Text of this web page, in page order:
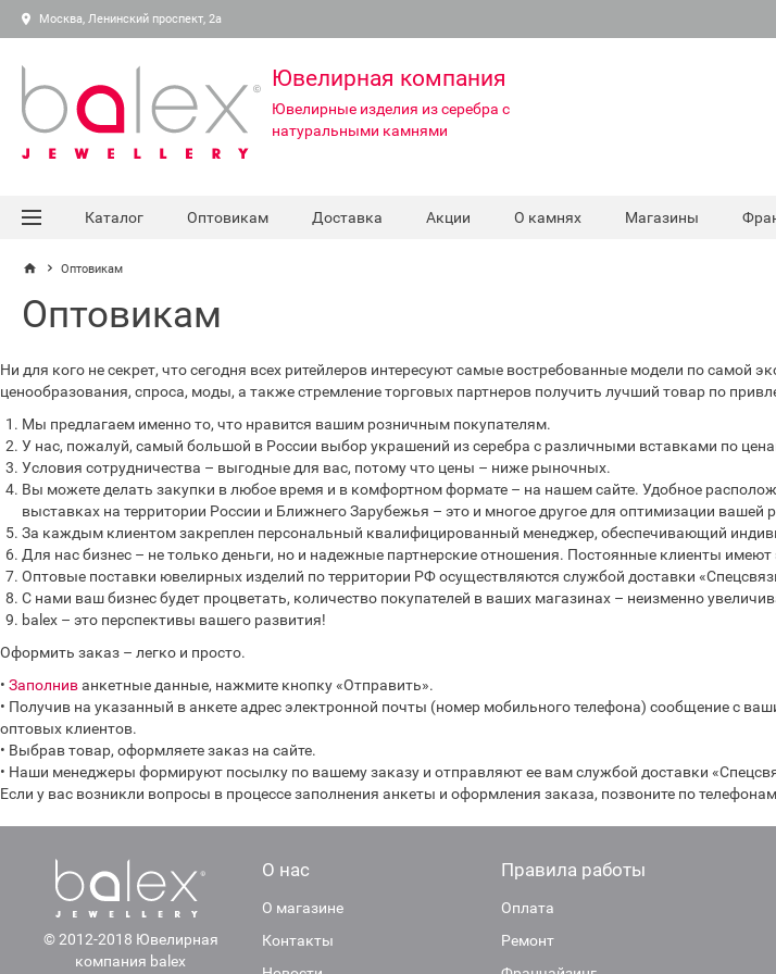
Москва, Ленинский проспект, 2а
Ювелирная компания
Ювелирные изделия из серебра с
натуральными камнями
Каталог Оптовикам Доставка Акции О камнях Магазины
Оптовикам
Оптовикам
Ни для кого не секрет, что сегодня всех ритейлеров интересуют самые востребованные модели по
ценообразования, спроса, моды, а также стремление торговых партнеров получить лучший товар по
Мы предлагаем именно то, что нравится вашим розничным покупателям.
У нас, пожалуй, самый большой в России выбор украшений из серебра с различными вставками по
Условия сотрудничества – выгодные для вас, потому что цены – ниже рыночных.
Вы можете делать закупки в любое время и в комфортном формате – на нашем сайте. Удобное
выставках на территории России и Ближнего Зарубежья – это и многое другое для оптимизации вашей
За каждым клиентом закреплен персональный квалифицированный менеджер, обеспечивающий
Для нас бизнес – не только деньги, но и надежные партнерские отношения. Постоянные клиенты
Оптовые поставки ювелирных изделий по территории РФ осуществляются службой доставки
С нами ваш бизнес будет процветать, количество покупателей в ваших магазинах – неизменно
balex – это перспективы вашего развития!
Оформить заказ – легко и просто.
• Заполниванкетные данные, нажмите кнопку «Отправить».
• Получив на указанный в анкете адрес электронной почты (номер мобильного телефона) сообщение с
оптовых клиентов.
• Выбрав товар, оформляете заказ на сайте.
• Наши менеджеры формируют посылку по вашему заказу и отправляют ее вам службой доставки
Если у вас возникли вопросы в процессе заполнения анкеты и оформления заказа, позвоните по
© 2012-2018 Ювелирная
компания balex
О нас
О магазине
Контакты
Правила работы
Оплата
Ремонт